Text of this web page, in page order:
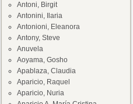
Antoni, Birgit
Antonini, Ilaria
Antonioni, Eleanora
Antony, Steve
Anuvela
Aoyama, Gosho
Apablaza, Claudia
Aparicio, Raquel
Aparicio, Nuria